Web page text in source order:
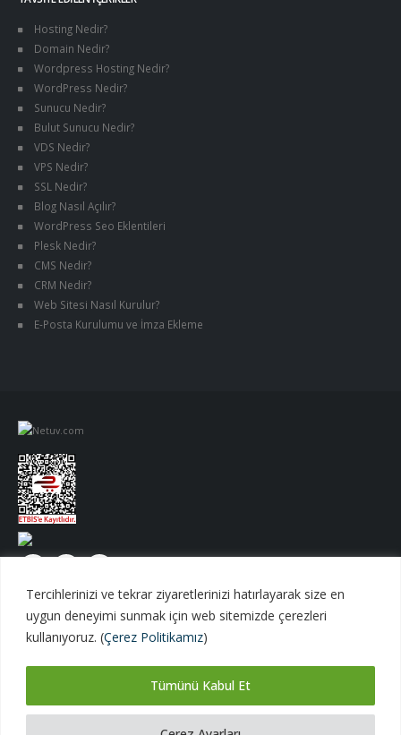
Tercihlerinizi ve tekrar ziyaretlerinizi hatırlayarak size en
uygun deneyimi sunmak için web sitemizde çerezleri
kullanıyoruz. (Çerez Politikamız)
Tümünü Kabul Et
Hosting Nedir?
Domain Nedir?
Wordpress Hosting Nedir?
WordPress Nedir?
Sunucu Nedir?
Bulut Sunucu Nedir?
VDS Nedir?
VPS Nedir?
SSL Nedir?
Blog Nasıl Açılır?
WordPress Seo Eklentileri
Plesk Nedir?
CMS Nedir?
CRM Nedir?
Web Sitesi Nasıl Kurulur?
E-Posta Kurulumu ve İmza Ekleme
Netuv Bilişim A.Ş. | © 1998 - 2026 Tüm hakları saklıdır.
versiyon 06062026